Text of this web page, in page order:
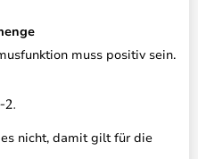
muss positiv sein.
nicht, damit gilt für die